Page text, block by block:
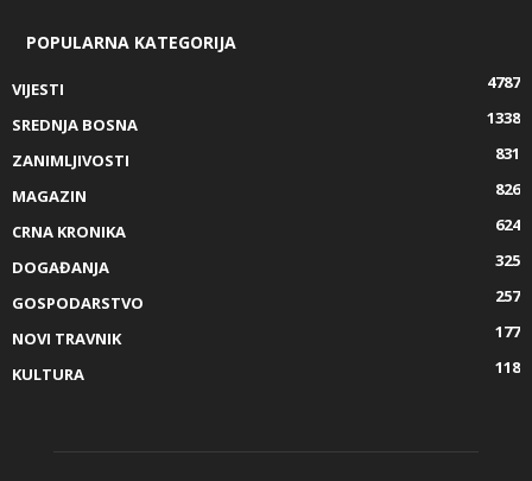
POPULARNA KATEGORIJA
VIJESTI
4787
SREDNJA BOSNA
1338
ZANIMLJIVOSTI
831
MAGAZIN
826
CRNA KRONIKA
624
DOGAĐANJA
325
GOSPODARSTVO
257
NOVI TRAVNIK
177
KULTURA
118